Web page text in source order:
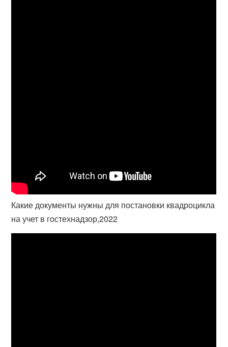
Какие документы нужны для постановки квадроцикла
на учет в гостехнадзор,2022